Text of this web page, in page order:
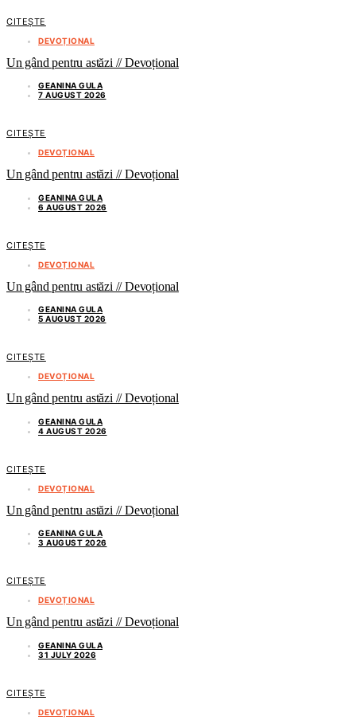
CITEȘTE
DEVOȚIONAL
Un gând pentru astăzi // Devoțional
GEANINA GULA
7 AUGUST 2026
CITEȘTE
DEVOȚIONAL
Un gând pentru astăzi // Devoțional
GEANINA GULA
6 AUGUST 2026
CITEȘTE
DEVOȚIONAL
Un gând pentru astăzi // Devoțional
GEANINA GULA
5 AUGUST 2026
CITEȘTE
DEVOȚIONAL
Un gând pentru astăzi // Devoțional
GEANINA GULA
4 AUGUST 2026
CITEȘTE
DEVOȚIONAL
Un gând pentru astăzi // Devoțional
GEANINA GULA
3 AUGUST 2026
CITEȘTE
DEVOȚIONAL
Un gând pentru astăzi // Devoțional
GEANINA GULA
31 JULY 2026
CITEȘTE
DEVOȚIONAL